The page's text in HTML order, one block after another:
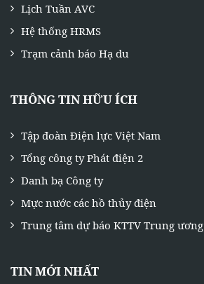
Lịch Tuần AVC
Hệ thống HRMS
Trạm cảnh báo Hạ du
THÔNG TIN HỮU ÍCH
Tập đoàn Điện lực Việt Nam
Tổng công ty Phát điện 2
Danh bạ Công ty
Mực nước các hồ thủy điện
Trung tâm dự báo KTTV Trung ương
TIN MỚI NHẤT